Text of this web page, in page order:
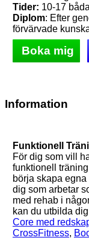
Tider: 10-17
Diplom: Efter
förvärvade
Boka mig
Information
Funktionell
För dig som vill
funktionell
börja skapa
dig som arbetar
med rehab i
kan du utbilda
Core med
CrossFitness,